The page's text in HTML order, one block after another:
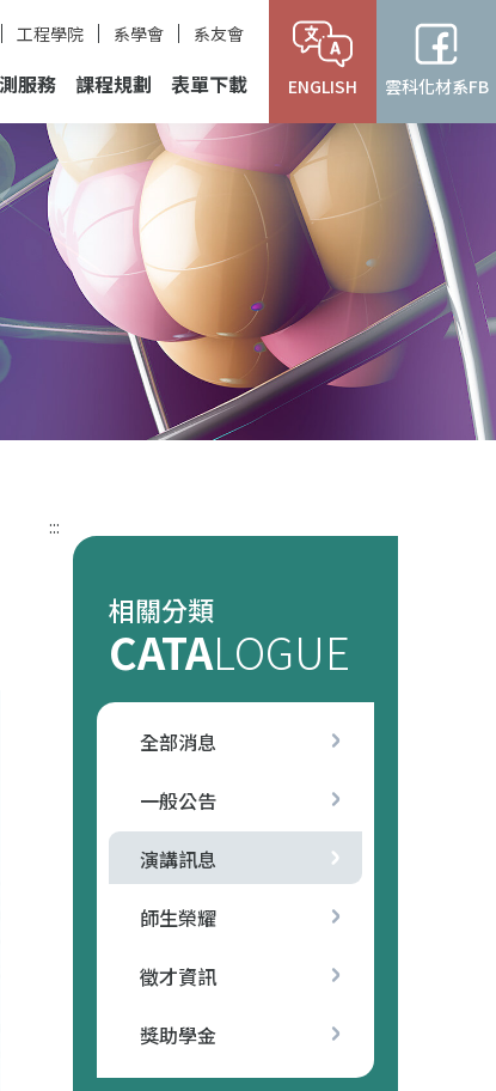
工程學院 系學會 系友會
服務 課程規劃 表單下載 ENGLISH 雲科化材系FB
:::
相關分類
CATALOGUE
全部消息
一般公告
演講訊息
師生榮耀
徵才資訊
獎助學金